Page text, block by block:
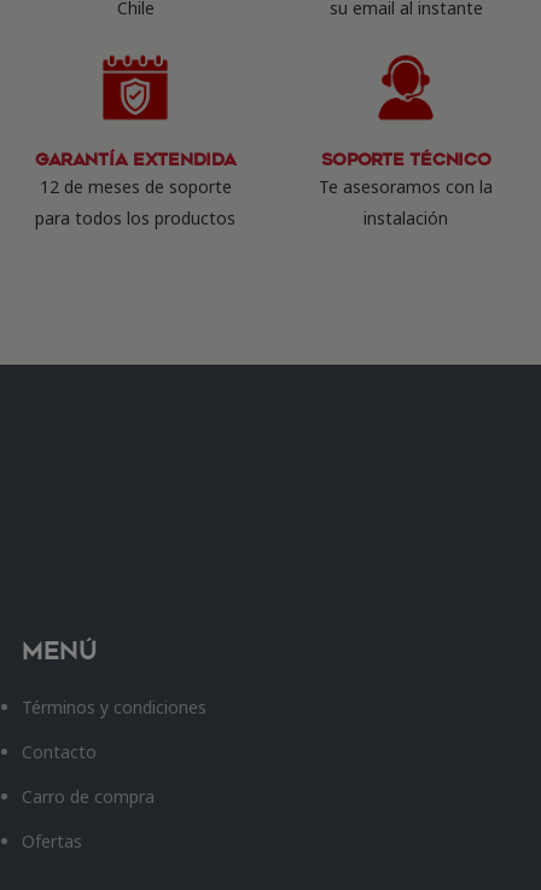
Chile
su email al instante
Garantía Extendida
12 de meses de soporte
para todos los productos
Soporte Técnico
Te asesoramos con la
instalación
Menú
Términos y condiciones
Contacto
Carro de compra
Ofertas